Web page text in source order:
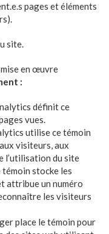
pages et éléments
site.
en œuvre
:
définit ce
vues.
utilise ce témoin
visiteurs, aux
l’utilisation du site
témoin stocke les
attribue un numéro
les visiteurs
place le témoin pour